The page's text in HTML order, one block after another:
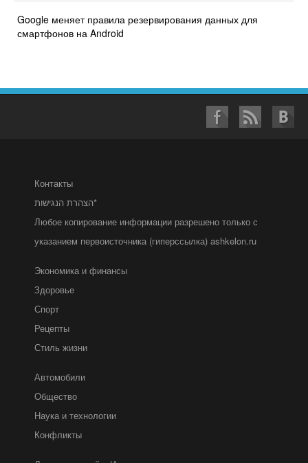
Google меняет правила резервирования данных для
смартфонов на Android
Контакты
הצהרת הנגישות*
Любое копирование информации разрешено только с
указанием первоисточника (гиперссылка) ashkelon.ru
Экономика и финансы
Здоровье
Спорт
Рецепты
Стиль жизни
Автомобили
Общество
Наука и технологии
Конфликты